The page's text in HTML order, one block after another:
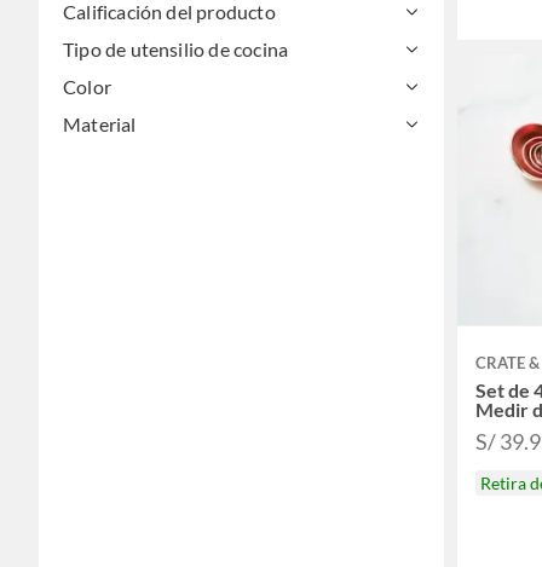
Calificación del producto
Tipo de utensilio de cocina
Color
Material
CRATE
Set de
Medir
S/
Retira